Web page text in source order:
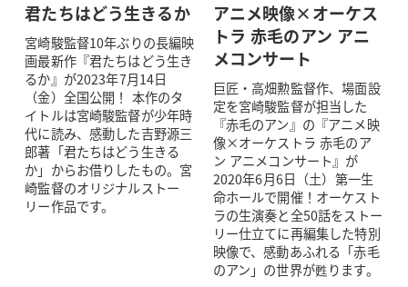
君たちはどう生きるか
宮崎駿監督10年ぶりの長編映
画最新作『君たちはどう生き
るか』が2023年7月14日
（金）全国公開！ 本作のタ
イトルは宮崎駿監督が少年時
代に読み、感動した吉野源三
郎著「君たちはどう生きる
か」からお借りしたもの。宮
崎監督のオリジナルストー
リー作品です。
アニメ映像×オーケス
トラ 赤毛のアン アニ
メコンサート
巨匠・高畑勲監督作、場面設
定を宮崎駿監督が担当した
『赤毛のアン』の『アニメ映
像×オーケストラ 赤毛のア
ン アニメコンサート』が
2020年6月6日（土）第一生
命ホールで開催！オーケスト
ラの生演奏と全50話をストー
リー仕立てに再編集した特別
映像で、感動あふれる「赤毛
のアン」の世界が甦ります。